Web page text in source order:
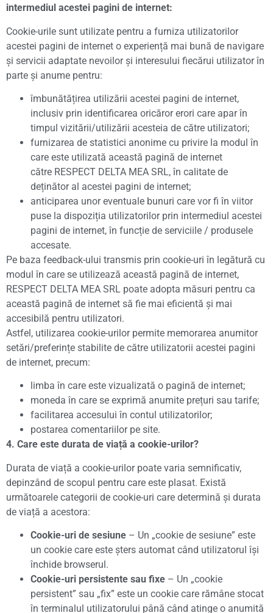
intermediul acestei pagini de internet:
Cookie-urile sunt utilizate pentru a furniza utilizatorilor
acestei pagini de internet o experiență mai bună de navigare
și servicii adaptate nevoilor și interesului fiecărui utilizator în
parte și anume pentru:
îmbunătățirea utilizării acestei pagini de internet,
inclusiv prin identificarea oricăror erori care apar în
timpul vizitării/utilizării acesteia de către utilizatori;
furnizarea de statistici anonime cu privire la modul în
care este utilizată această pagină de internet
către RESPECT DELTA MEA SRL, în calitate de
deținător al acestei pagini de internet;
anticiparea unor eventuale bunuri care vor fi în viitor
puse la dispoziția utilizatorilor prin intermediul acestei
pagini de internet, în funcție de serviciile / produsele
accesate.
Pe baza feedback-ului transmis prin cookie-uri în legătură cu
modul în care se utilizează această pagină de internet,
RESPECT DELTA MEA SRL poate adopta măsuri pentru ca
această pagină de internet să fie mai eficientă și mai
accesibilă pentru utilizatori.
Astfel, utilizarea cookie-urilor permite memorarea anumitor
setări/preferințe stabilite de către utilizatorii acestei pagini
de internet, precum:
limba în care este vizualizată o pagină de internet;
moneda în care se exprimă anumite prețuri sau tarife;
facilitarea accesului în contul utilizatorilor;
postarea comentariilor pe site.
4. Care este durata de viață a cookie-urilor?
Durata de viață a cookie-urilor poate varia semnificativ,
depinzând de scopul pentru care este plasat. Există
următoarele categorii de cookie-uri care determină și durata
de viață a acestora:
Cookie-uri de sesiune – Un „cookie de sesiune” este
un cookie care este șters automat când utilizatorul își
închide browserul.
Cookie-uri persistente sau fixe – Un „cookie
persistent” sau „fix” este un cookie care rămâne stocat
în terminalul utilizatorului până când atinge o anumită